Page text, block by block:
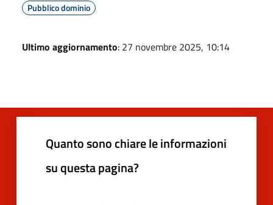
Pubblico dominio
Ultimo aggiornamento: 27 novembre 2025, 10:14
Quanto sono chiare le informazioni
su questa pagina?